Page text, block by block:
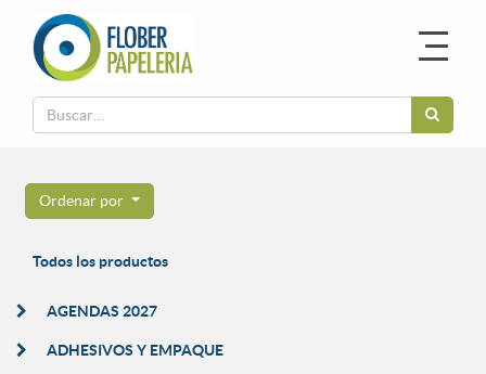
Ordenar por
Todos los productos
AGENDAS 2027
ADHESIVOS Y EMPAQUE